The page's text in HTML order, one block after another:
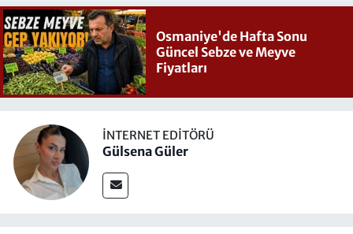
Osmaniye'de Hafta Sonu
Güncel Sebze ve Meyve
Fiyatları
İNTERNET EDITÖRÜ
Gülsena Güler